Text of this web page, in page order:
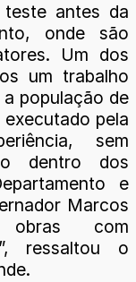
antes da
onde são
Um dos
um trabalho
população de
pela
sem
dentro dos
e
Marcos
obras com
ressaltou o